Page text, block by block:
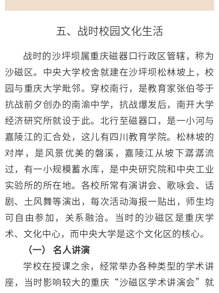
五、战时校园文化生活
战时的沙坪坝属重庆磁器口行政区管辖，称为
沙磁区。中央大学校舍就建在沙坪坝松林坡上，校
园与重庆大学毗邻。穿校南行，是教育家张伯苓于
抗战前夕创办的南渝中学，抗战爆发后，南开大学
经济研究所就设于此。北行至磁器口，是一小河与
嘉陵江的汇合处，这儿有四川教育学院。松林坡的
对岸，是风景优美的磐溪，嘉陵江从坡下潺潺流
过，有一小规模蓄水库，是中央研究院和中央工业
实验所的所在地。各校所常有演讲会、歌咏会、话
剧、土风舞等演出，每次活动海报一贴出，师生均
可自由参加，关系融洽。当时的沙磁区是重庆学
术、文化中心，而中央大学是这个文化区的核心。
（一） 名人讲演
学校在授课之余，经常举办各种类型的学术讲
座，当时影响较大的重庆“沙磁区学术讲演会”就